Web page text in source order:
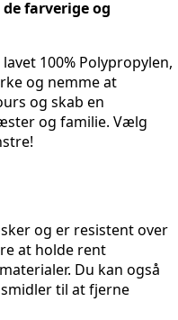
farverige og
100% Polypropylen,
og nemme at
og skab en
og familie. Vælg
og er resistent over
at holde rent
Du kan også
til at fjerne